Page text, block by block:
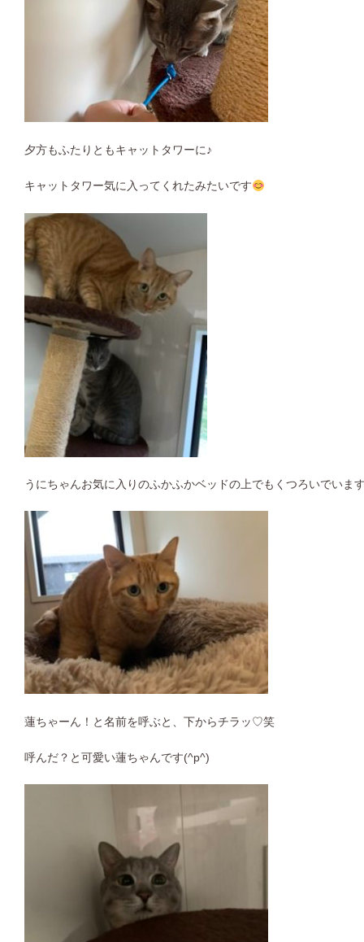
夕方もふたりともキャットタワーに♪
キャットタワー気に入ってくれたみたいです
うにちゃんお気に入りのふかふかベッドの上でもくつろいでいま
蓮ちゃーん！と名前を呼ぶと、下からチラッ♡笑
呼んだ？と可愛い蓮ちゃんです(^p^)